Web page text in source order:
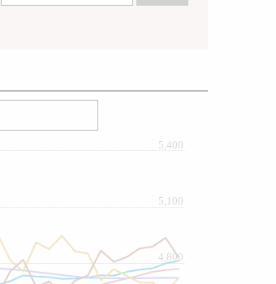
4,800
5,100
5,400